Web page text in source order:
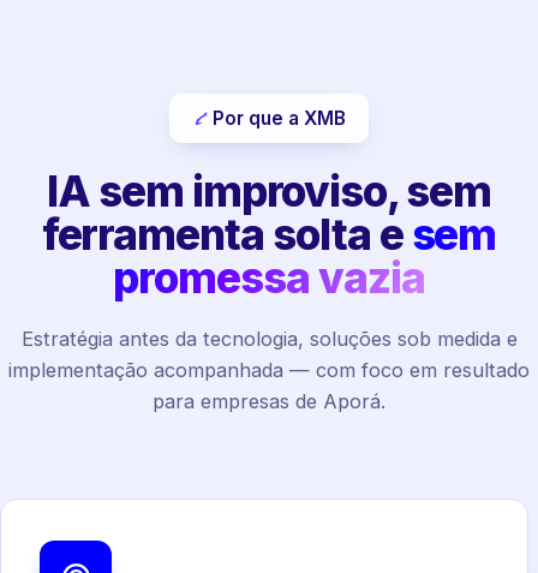
Por que a XMB
IA sem improviso, sem
ferramenta solta esem
promessa vazia
Estratégia antes da tecnologia, soluções sob medida e
implementação acompanhada — com foco em resultado
para empresas de Aporá.